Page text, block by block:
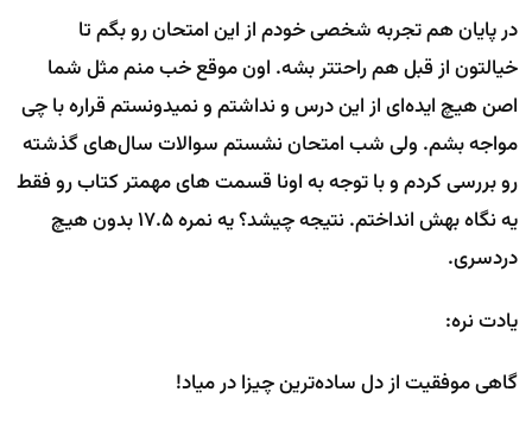
در پایان هم تجربه شخصی خودم از این امتحان رو بگم تا
خیالتون از قبل هم راحتتر بشه. اون موقع خب منم مثل شما
اصن هیچ ایده‌ای از این درس و نداشتم و نمیدونستم قراره با چی
مواجه بشم. ولی شب امتحان نشستم سوالات سال‌های گذشته
رو بررسی کردم و با توجه به اونا قسمت های مهمتر کتاب رو فقط
یه نگاه بهش انداختم. نتیجه چیشد؟ یه نمره 17.5 بدون هیچ
دردسری.
یادت نره:
گاهی موفقیت از دل ساده‌ترین چیزا در میاد!